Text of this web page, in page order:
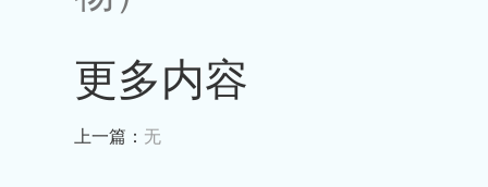
更多内容
上一篇： 无